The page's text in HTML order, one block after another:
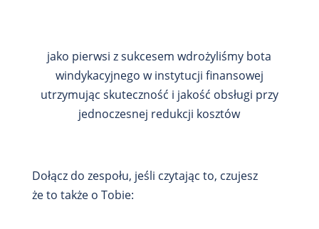
jako pierwsi z sukcesem wdrożyliśmy bota
windykacyjnego w instytucji finansowej
utrzymując skuteczność i jakość obsługi przy
jednoczesnej redukcji kosztów
Dołącz do zespołu, jeśli czytając to, czujesz
że to także o Tobie: